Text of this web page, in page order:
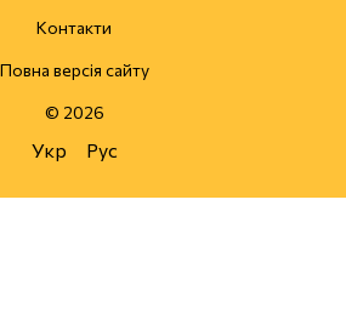
Контакти
Повна версія сайту
© 2026
Укр Рус